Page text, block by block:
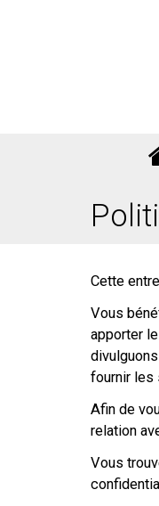
Cette
Vous
apporter
fournir les
Afin de
relation
Vous